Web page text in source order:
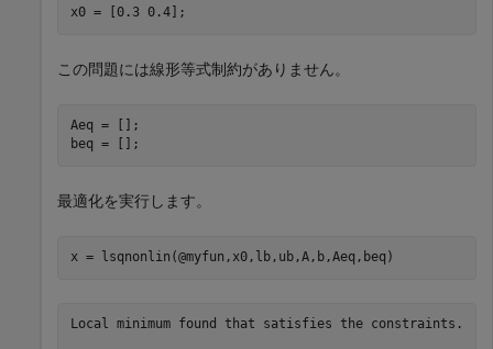
x0 = [0.3 0.4];
この問題には線形等式制約がありません。
Aeq = [];
beq = [];
最適化を実行します。
x = lsqnonlin(@myfun,x0,lb,ub,A,b,Aeq,beq)
Local minimum found that satisfies the constraints.